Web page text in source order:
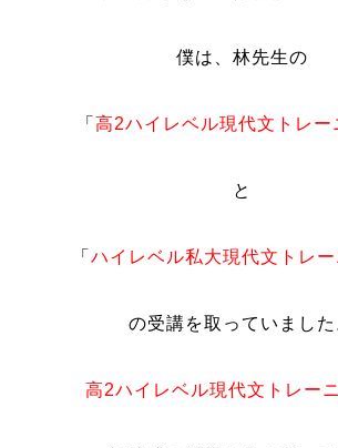
僕は、林先生の
「 高2ハイレベル現代文トレー
と
「ハイレベル私大現代文トレ
の受講を取っていました
高2ハイレベル現代文トレー